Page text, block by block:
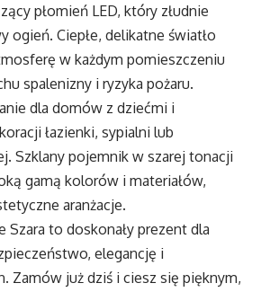
płomień LED, który złudnie
ogień. Ciepłe, delikatne światło
w każdym pomieszczeniu
spalenizny i ryzyka pożaru.
dla domów z dziećmi i
łazienki, sypialni lub
Szklany pojemnik w szarej tonacji
gamą kolorów i materiałów,
aranżacje.
Szara to doskonały prezent dla
elegancję i
Zamów już dziś i ciesz się pięknym,